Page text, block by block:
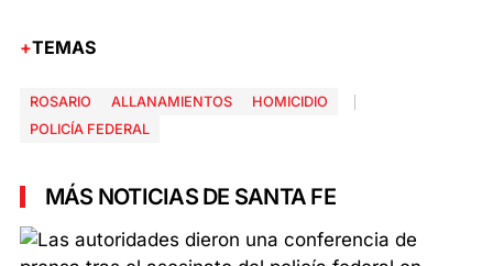
TEMAS
ROSARIO ALLANAMIENTOS
HOMICIDIO
POLICÍA FEDERAL
MÁS NOTICIAS DE SANTA FE